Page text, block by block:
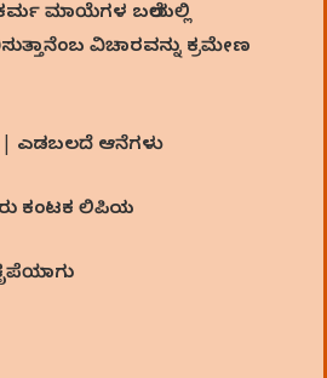
ಕರ್ಮ ಮಾಯೆಗಳ ಬಲೆಯಲ್ಲಿ
ವಿಚಾರವನ್ನು ಕ್ರಮೇಣ
| ಎಡಬಲದೆ ಆನೆಗಳು
ಕಂಟಕ ಲಿಪಿಯ